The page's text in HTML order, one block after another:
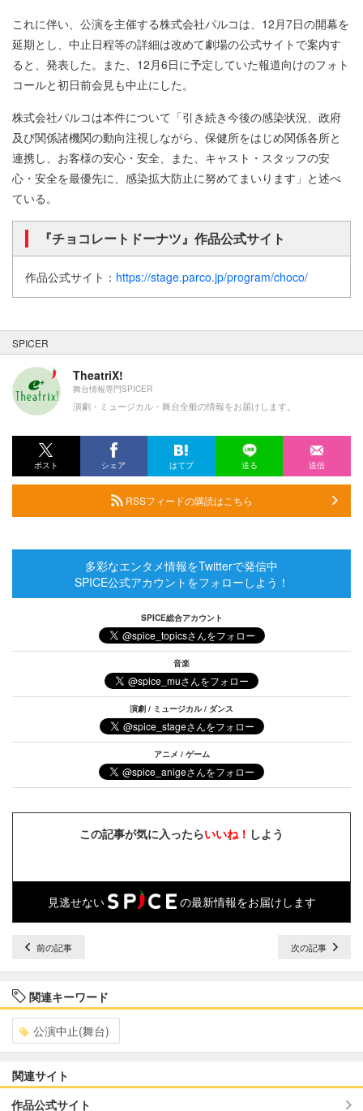
これに伴い、公演を主催する株式会社パルコは、12月7日の開幕を
延期とし、中止日程等の詳細は改めて劇場の公式サイトで案内す
ると、発表した。また、12月6日に予定していた報道向けのフォト
コールと初日前会見も中止にした。
株式会社パルコは本件について「引き続き今後の感染状況、政府
及び関係諸機関の動向注視しながら、保健所をはじめ関係各所と
連携し、お客様の安心・安全、また、キャスト・スタッフの安
心・安全を最優先に、感染拡大防止に努めてまいります」と述べ
ている。
『チョコレートドーナツ』作品公式サイト
作品公式サイト： https://stage.parco.jp/program/choco/
SPICER
TheatriX!
舞台情報専門SPICER
演劇・ミュージカル・舞台全般の情報をお届けします。
ポスト シェア はてブ 送る 送信
RSSフィードの購読はこちら
多彩なエンタメ情報をTwitterで発信中
SPICE公式アカウントをフォローしよう！
SPICE総合アカウント
音楽
演劇 / ミュージカル / ダンス
アニメ / ゲーム
この記事が気に入ったらいいね！ しよう
見逃せない の最新情報をお届けします
前の記事 次の記事
関連キーワード
公演中止(舞台)
関連サイト
作品公式サイト